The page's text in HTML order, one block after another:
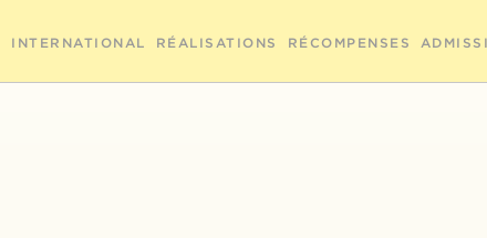
INTERNATIONAL RÉALISATIONS RÉCOMPENSES